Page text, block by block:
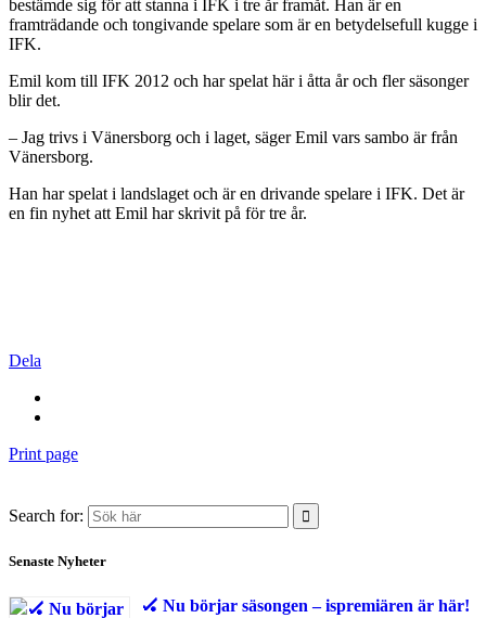
bestämde sig för att stanna i IFK i tre år framåt. Han är en
framträdande och tongivande spelare som är en betydelsefull kugge i
IFK.
Emil kom till IFK 2012 och har spelat här i åtta år och fler säsonger
blir det.
– Jag trivs i Vänersborg och i laget, säger Emil vars sambo är från
Vänersborg.
Han har spelat i landslaget och är en drivande spelare i IFK. Det är
en fin nyhet att Emil har skrivit på för tre år.
Dela
Print page
Search for:
Senaste Nyheter
🏑 Nu börjar säsongen – ispremiären är här!